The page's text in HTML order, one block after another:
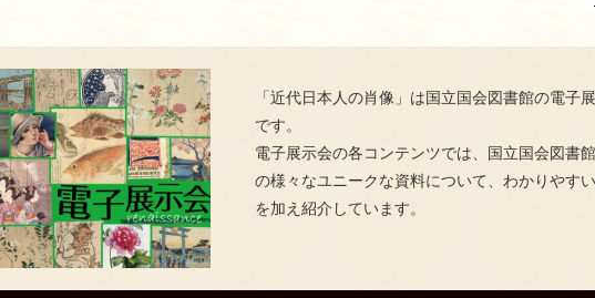
「近代日本人の肖像」は国立国会図書館の電子
です。
電子展示会の各コンテンツでは、国立国会図書
の様々なユニークな資料について、わかりやす
を加え紹介しています。